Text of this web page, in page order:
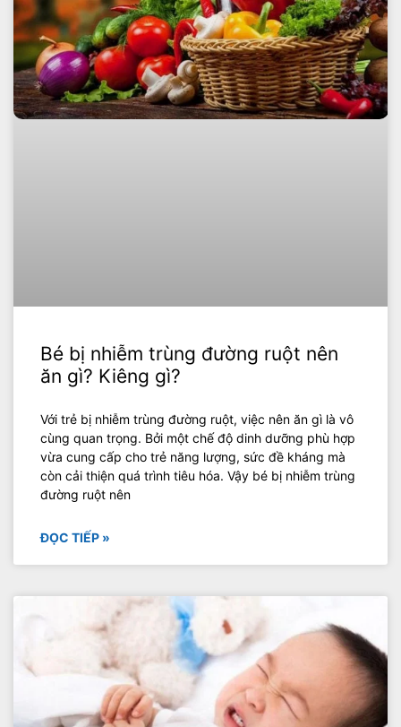
Bé bị nhiễm trùng đường ruột nên
ăn gì? Kiêng gì?
Với trẻ bị nhiễm trùng đường ruột, việc nên ăn gì là vô
cùng quan trọng. Bởi một chế độ dinh dưỡng phù hợp
vừa cung cấp cho trẻ năng lượng, sức đề kháng mà
còn cải thiện quá trình tiêu hóa. Vậy bé bị nhiễm trùng
đường ruột nên
ĐỌC TIẾP »